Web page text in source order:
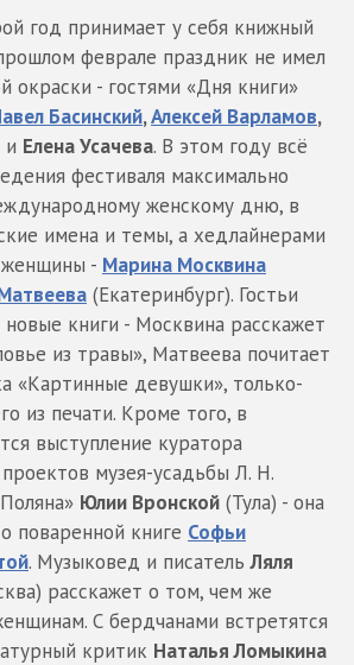
год принимает у себя книжный
феврале праздник не имел
окраски - гостями «Дня книги»
Басинский,Алексей Варламов,
и Елена Усачева. В этом году всё
фестиваля максимально
женскому дню, в
имена и темы, а хедлайнерами
женщины - Марина Москвина
(Екатеринбург). Гостьи
книги - Москвина расскажет
из травы», Матвеева почитает
«Картинные девушки», только-
из печати. Кроме того, в
выступление куратора
музея-усадьбы Л. Н.
Юлии Вронской (Тула) - она
поваренной книге Софьи
. Музыковед и писательЛяля
расскажет о том, чем же
С бердчанами встретятся
критик Наталья Ломыкина